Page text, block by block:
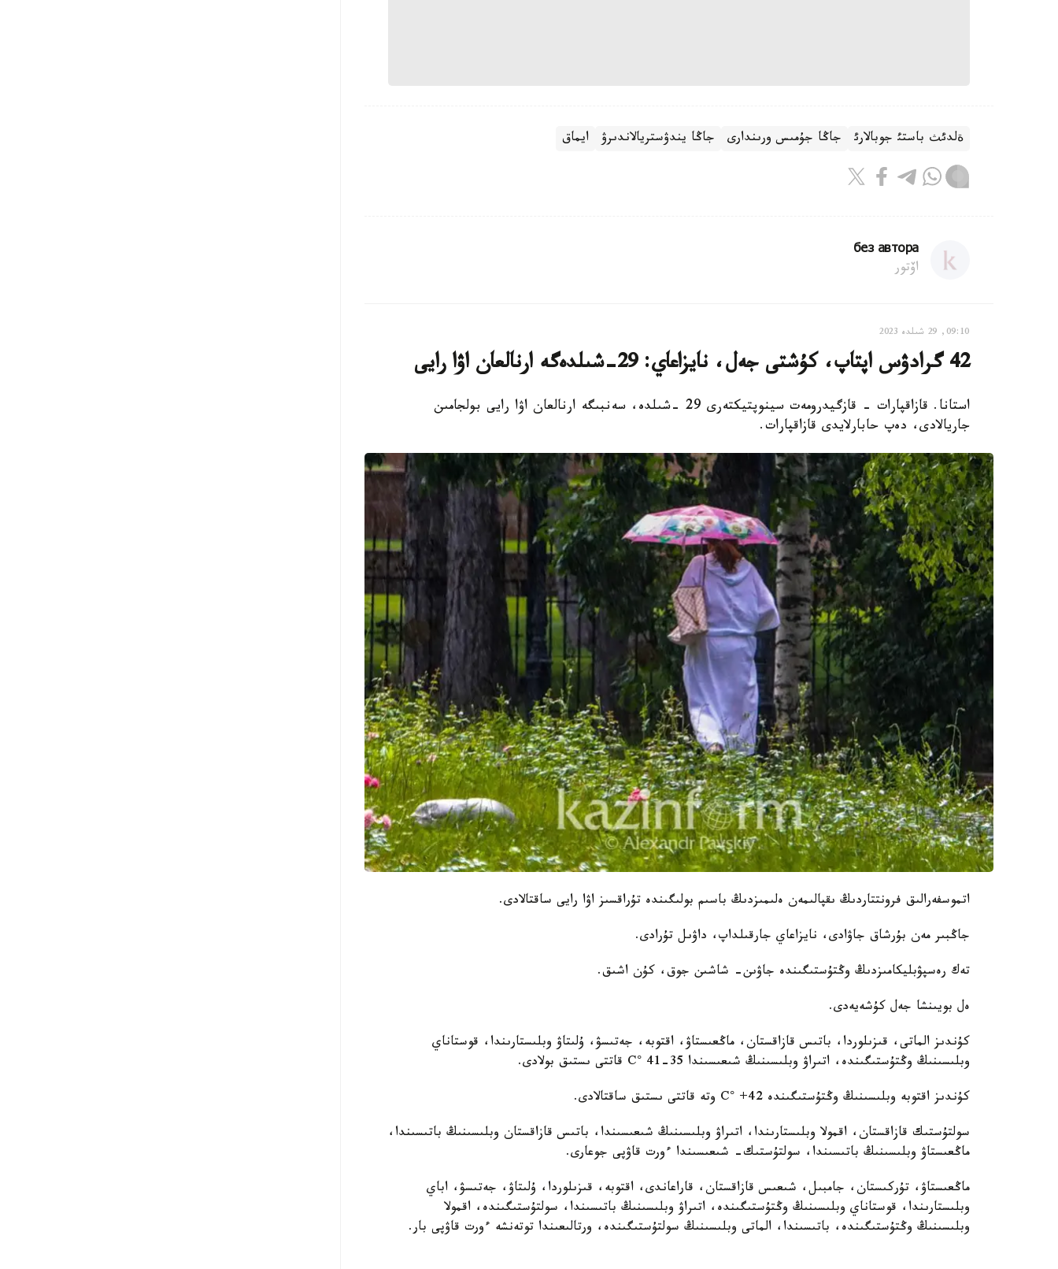
ةلدئث باستئ جوبالارئ جاڭا جۇمىس ورىندارى جاڭا يندۋستريالاندىرۋ ايماق
без автора
اۆتور
09:10, 29 شىلدە 2023
42 گرادۋس اپتاپ، كۇشتى جەل، نايزاعاي: 29-شىلدەگە ارنالعان اۋا رايى
استانا. قازاقپارات - قازگيدرومەت سينوپتيكتەرى 29 -شىلدە، سەنبىگە ارنالعان اۋا رايى بولجامىن
جاريالادى، دەپ حابارلايدى قازاقپارات.
اتموسفەرالىق فرونتتاردىڭ ىقپالىمەن ەلىمىزدىڭ باسىم بولىگىندە تۇراقسىز اۋا رايى ساقتالادى.
جاڭبىر مەن بۇرشاق جاۋادى، نايزاعاي جارقىلداپ، داۋىل تۇرادى.
تەك رەسپۋبليكامىزدىڭ وڭتۇستىگىندە جاۋىن- شاشىن جوق، كۇن اشىق.
ەل بويىنشا جەل كۇشەيەدى.
كۇندىز الماتى، قىزىلوردا، باتىس قازاقستان، ماڭعىستاۋ، اقتوبە، جەتىسۋ، ۇلىتاۋ وبلىستارىندا، قوستاناي
وبلىسىنىڭ وڭتۇستىگىندە، اتىراۋ وبلىسىنىڭ شىعىسىندا 35-41 °C قاتتى ىستىق بولادى.
كۇندىز اقتوبە وبلىسىنىڭ وڭتۇستىگىندە 42+ °C وتە قاتتى ىستىق ساقتالادى.
سولتۇستىك قازاقستان، اقمولا وبلىستارىندا، اتىراۋ وبلىسىنىڭ شىعىسىندا، باتىس قازاقستان وبلىسىنىڭ باتىسىندا،
ماڭعىستاۋ وبلىسىنىڭ باتىسىندا، سولتۇستىك- شىعىسىندا ءورت قاۋپى جوعارى.
ماڭعىستاۋ، تۇركىستان، جامبىل، شىعىس قازاقستان، قاراعاندى، اقتوبە، قىزىلوردا، ۇلىتاۋ، جەتىسۋ، اباي
وبلىستارىندا، قوستاناي وبلىسىنىڭ وڭتۇستىگىندە، اتىراۋ وبلىسىنىڭ باتىسىندا، سولتۇستىگىندە، اقمولا
وبلىسىنىڭ وڭتۇستىگىندە، باتىسىندا، الماتى وبلىسىنىڭ سولتۇستىگىندە، ورتالىعىندا توتەنشە ءورت قاۋپى بار.